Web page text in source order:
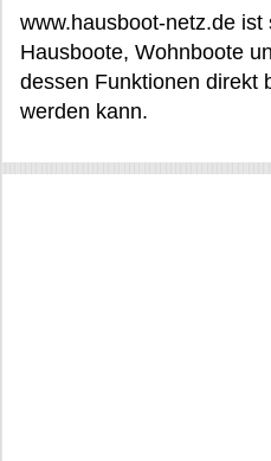
www.hausboot-netz.de
Hausboote, Wohnboote
dessen Funktionen direkt
werden kann.